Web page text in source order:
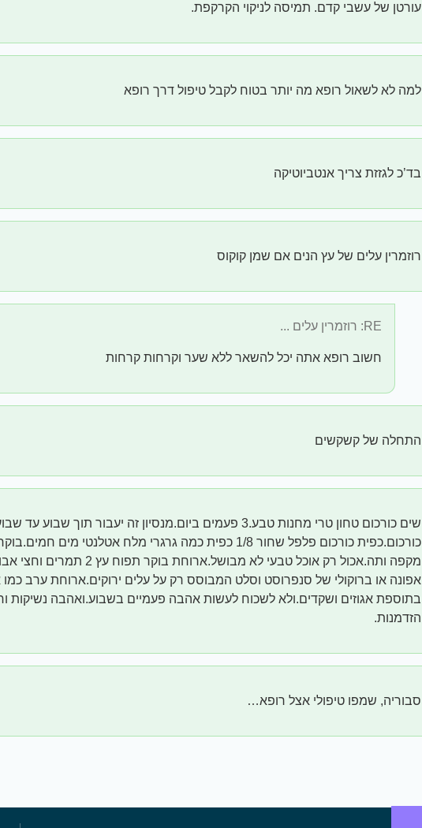
עורטן של עשבי קדם. תמיסה לניקוי הקרקפת.
למה לא לשאול רופא מה יותר בטוח לקבל טיפול דרך רופא
בד’כ לגזזת צריך אנטביוטיקה
רוזמרין עלים של עץ הנים אם שמן קוקוס
RE: רוזמרין עלים ...
חשוב רופא אתה יכל להשאר ללא שער וקרחות קרחות
התחלה של קשקשים
שים כורכום טחון טרי מחנות טבע.3 פעמים ביום.מנסיון זה יעבור תוך
כורכום.כפית כורכום פלפל שחור 1/8 כפית כמה גרגרי מלח אטלנטי מים
מקפה ותה.אכול רק אוכל טבעי לא
אפונה או ברוקולי של סנפרוסט וסלט המבוסס רק על עלים ירוקים.ארוחת ערב
בתוספת אגוזים ושקדים.ולא לשכוח לעשות אהבה פעמיים בשבוע.ואהבה נשיקות
הזדמנות.
סבוריה, שמפו טיפולי אצל רופא…